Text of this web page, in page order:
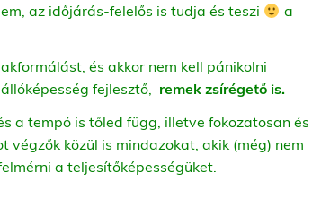
az időjárás-felelős is tudja és teszi
a
és akkor nem kell pánikolni
fejlesztő, remek zsírégető is.
a tempó is tőled függ, illetve fokozatosan és
közül is mindazokat, akik (még) nem
a teljesítőképességüket.